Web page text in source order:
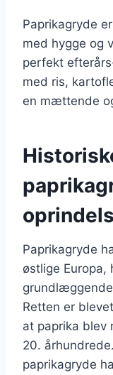
Paprikagryde
med hygge og
perfekt
med ris,
en mættende
Paprikagryde
østlige Europa,
Retten er
at paprika
20.
paprikagryde